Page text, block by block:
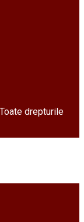
drepturile